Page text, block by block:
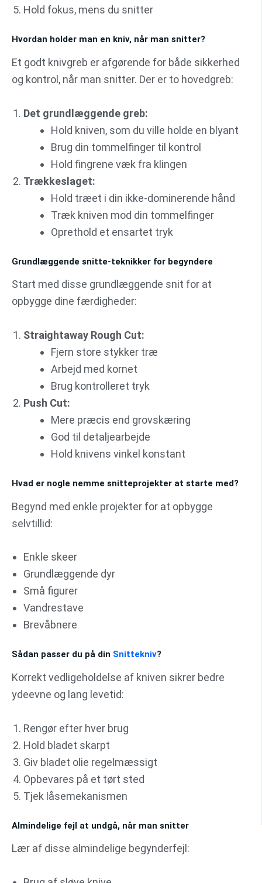
Hold fokus, mens du snitter
Hvordan holder man en kniv, når man snitter?
Et godt knivgreb er afgørende for både sikkerhed
og kontrol, når man snitter. Der er to hovedgreb:
Det grundlæggende greb:
Hold kniven, som du ville holde en blyant
Brug din tommelfinger til kontrol
Hold fingrene væk fra klingen
Trækkeslaget:
Hold træet i din ikke-dominerende hånd
Træk kniven mod din tommelfinger
Oprethold et ensartet tryk
Grundlæggende snitte-teknikker for begyndere
Start med disse grundlæggende snit for at
opbygge dine færdigheder:
Straightaway Rough Cut:
Fjern store stykker træ
Arbejd med kornet
Brug kontrolleret tryk
Push Cut:
Mere præcis end grovskæring
God til detaljearbejde
Hold knivens vinkel konstant
Hvad er nogle nemme snitteprojekter at starte med?
Begynd med enkle projekter for at opbygge
selvtillid:
Enkle skeer
Grundlæggende dyr
Små figurer
Vandrestave
Brevåbnere
Sådan passer du på din Snittekniv?
Korrekt vedligeholdelse af kniven sikrer bedre
ydeevne og lang levetid:
Rengør efter hver brug
Hold bladet skarpt
Giv bladet olie regelmæssigt
Opbevares på et tørt sted
Tjek låsemekanismen
Almindelige fejl at undgå, når man snitter
Lær af disse almindelige begynderfejl: